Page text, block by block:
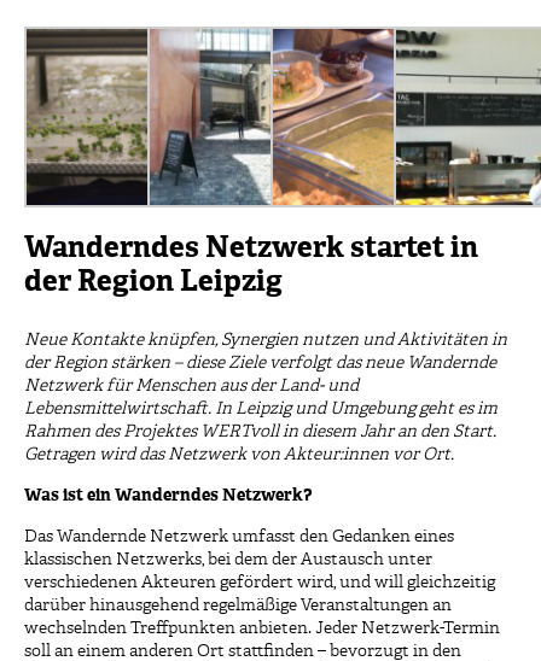
Wanderndes Netzwerk startet in
der Region Leipzig
Neue Kontakte knüpfen, Synergien nutzen und Aktivitäten in
der Region stärken – diese Ziele verfolgt das neue Wandernde
Netzwerk für Menschen aus der Land- und
Lebensmittelwirtschaft. In Leipzig und Umgebung geht es im
Rahmen des Projektes WERTvoll in diesem Jahr an den Start.
Getragen wird das Netzwerk von Akteur:innen vor Ort.
Was ist ein Wanderndes Netzwerk?
Das Wandernde Netzwerk umfasst den Gedanken eines
klassischen Netzwerks, bei dem der Austausch unter
verschiedenen Akteuren gefördert wird, und will gleichzeitig
darüber hinausgehend regelmäßige Veranstaltungen an
wechselnden Treffpunkten anbieten. Jeder Netzwerk-Termin
soll an einem anderen Ort stattfinden – bevorzugt in den